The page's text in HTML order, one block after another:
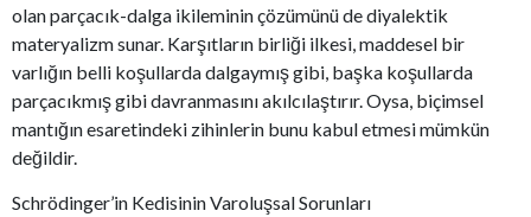
olan parçacık-dalga ikileminin çözümünü de diyalektik
materyalizm sunar. Karşıtların birliği ilkesi, maddesel bir
varlığın belli koşullarda dalgaymış gibi, başka koşullarda
parçacıkmış gibi davranmasını akılcılaştırır. Oysa, biçimsel
mantığın esaretindeki zihinlerin bunu kabul etmesi mümkün
değildir.
Schrödinger’in Kedisinin Varoluşsal Sorunları